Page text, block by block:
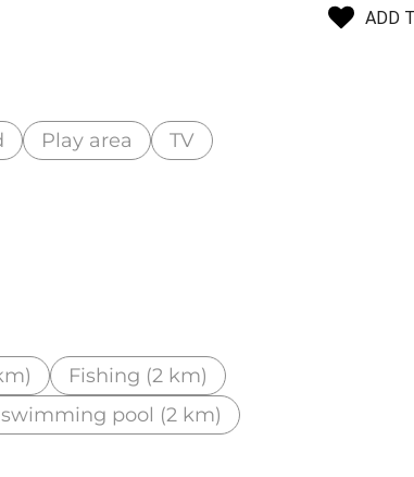
ADD
Play area
TV
Fishing (2 km)
pool (2 km)